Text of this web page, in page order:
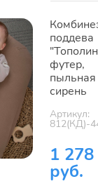
поддева
футер,
пыльная
сирень
Артикул:
812(КД)-
1 278
руб.